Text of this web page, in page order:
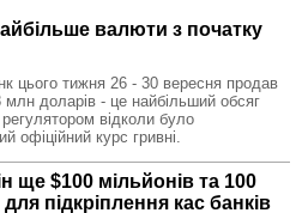
валюти з початку
цього тижня 26 - 30 вересня продав
млн доларів - це найбільший обсяг
відколи було
офіційний курс гривні.
ще $100 мільйонів та 100
підкріплення кас банків